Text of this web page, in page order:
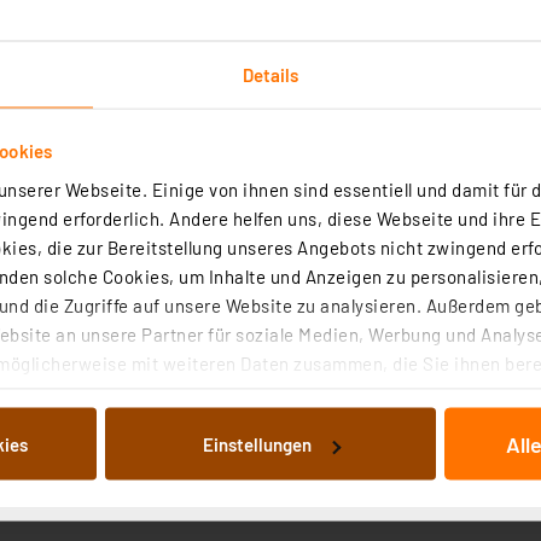
Details
Webseite. Einige von ihnen sind essentiell und damit für
erforderlich. Andere helfen uns, diese Webseite und ihre
die zur Bereitstellung unseres Angebots nicht zwingend
solche Cookies, um Inhalte und Anzeigen zu
die Zugriffe auf unsere Website zu analysieren. Außerdem
an unsere Partner für soziale Medien, Werbung und
mit weiteren Daten zusammen, die Sie ihnen
dargestellten bzw. die von Ihnen ausgewählten
Auflistung der einzelnen Cookies nach Zweck und
Ihre erteilte Zustimmung können Sie jederzeit unter dem Link
Einstellungen
(50)
Installationslinien integrierbare Unterputz-Rollladenaktor ist
und Fernsteuerlösung für mit Rohrmotoren
- Lieferzeit: 3-4 Werktage²